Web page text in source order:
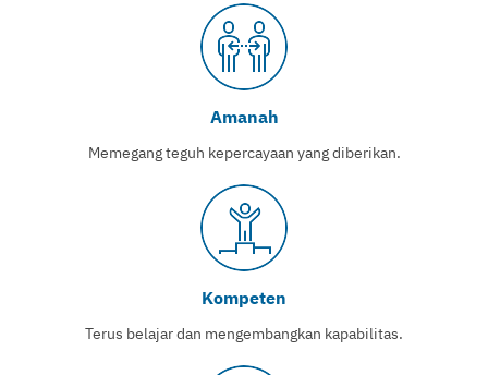
Amanah
Memegang teguh kepercayaan yang diberikan.
Kompeten
Terus belajar dan mengembangkan kapabilitas.